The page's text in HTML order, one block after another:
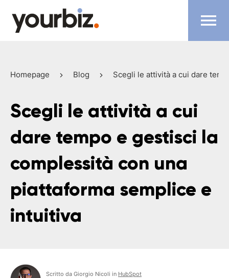
Homepage Blog Scegli le attività a cui dare
Scegli le attività a cui
dare tempo e gestisci la
complessità con una
piattaforma semplice e
intuitiva
Scritto da Giorgio Nicoli in HubSpot